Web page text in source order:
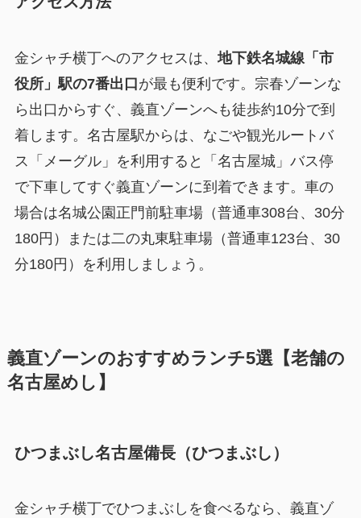
金シャチ横丁へのアクセスは、地下鉄名城線「市
役所」駅の7番出口が最も便利です。宗春ゾーンな
ら出口からすぐ、義直ゾーンへも徒歩約10分で到
着します。名古屋駅からは、なごや観光ルートバ
ス「メーグル」を利用すると「名古屋城」バス停
で下車してすぐ義直ゾーンに到着できます。車の
場合は名城公園正門前駐車場（普通車308台、30分
180円）または二の丸東駐車場（普通車123台、30
分180円）を利用しましょう。
義直ゾーンのおすすめランチ5選【老舗の
名古屋めし】
ひつまぶし名古屋備長（ひつまぶし）
金シャチ横丁でひつまぶしを食べるなら、義直ゾ